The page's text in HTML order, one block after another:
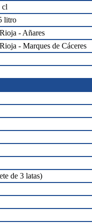
cl
litro
- Añares
- Marques de Cáceres
de 3 latas)